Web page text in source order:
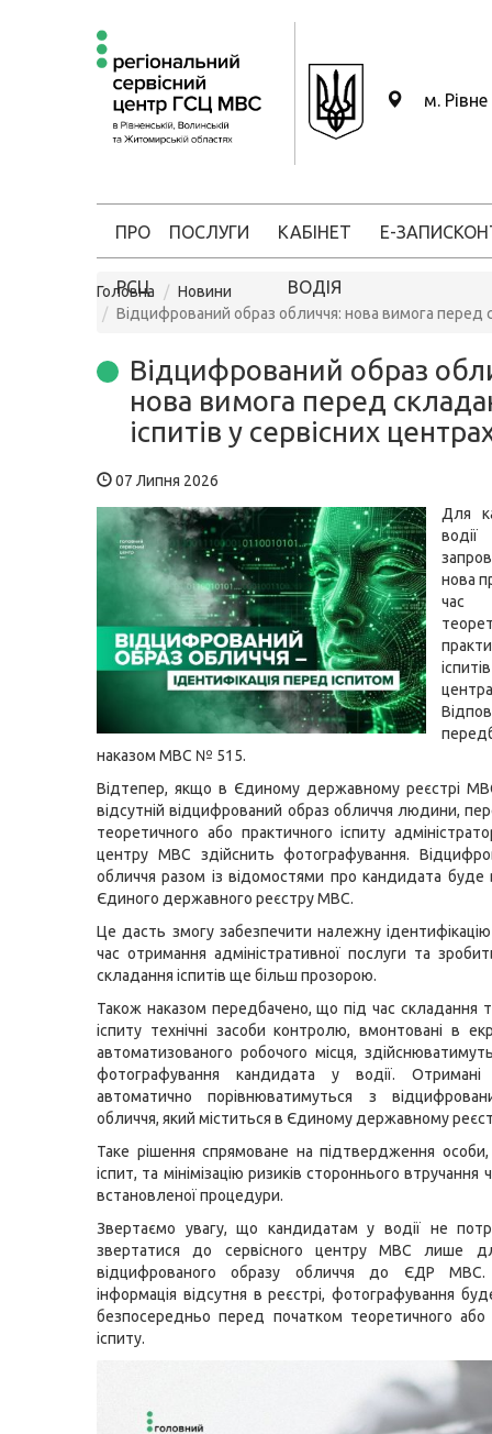
м. Рівне
ПРО
РСЦ
ПОСЛУГИ КАБІНЕТ
ВОДІЯ
Е-ЗАПИС
Головна
Новини
Відцифрований образ обличчя: нова вимога перед
Відцифрований образ
нова вимога перед
іспитів у сервісних
07 Липня 2026
Для
водії
нова
час
наказом МВС № 515.
Відтепер, якщо в Єдиному державному реєстрі
відсутній відцифрований образ обличчя людини,
теоретичного або практичного іспиту
центру МВС здійснить фотографування.
обличчя разом із відомостями про кандидата
Єдиного державного реєстру МВС.
Це дасть змогу забезпечити належну
час отримання адміністративної послуги та
складання іспитів ще більш прозорою.
Також наказом передбачено, що під час складання
іспиту технічні засоби контролю, вмонтовані в
автоматизованого робочого місця,
фотографування кандидата у водії. Отримані
автоматично порівнюватимуться з
обличчя, який міститься в Єдиному державному
Таке рішення спрямоване на підтвердження
іспит, та мінімізацію ризиків стороннього
встановленої процедури.
Звертаємо увагу, що кандидатам у водії не
звертатися до сервісного центру МВС лише
відцифрованого образу обличчя до ЄДР
інформація відсутня в реєстрі, фотографування
безпосередньо перед початком теоретичного або
іспиту.